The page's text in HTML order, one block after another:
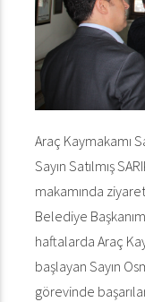
Araç Kaymakamı
Sayın Satılmış
makamında
Belediye
haftalarda Araç
başlayan Sayın
görevinde